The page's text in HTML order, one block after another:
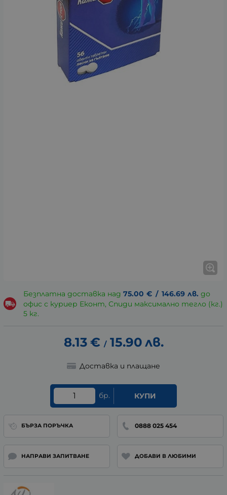
Безплатна доставка над 75.00 € / 146.69 лв. до
офис с куриер Еконт, Спиди максимално тегло (кг.)
5 кг.
8.13 € / 15.90 лв.
Доставка и плащане
бр. КУПИ
БЪРЗА ПОРЪЧКА 0888 025 454
НАПРАВИ ЗАПИТВАНЕ ДОБАВИ В ЛЮБИМИ